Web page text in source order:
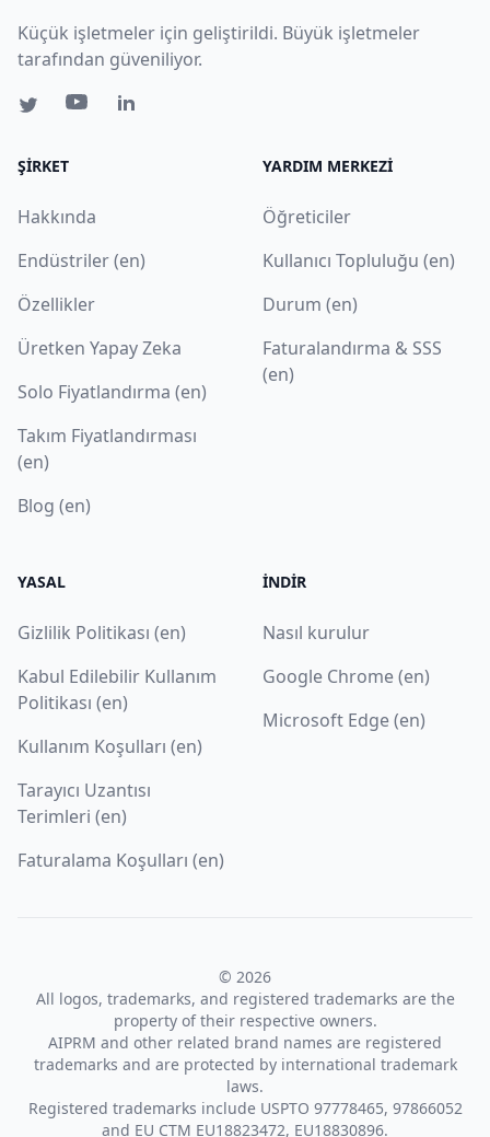
Küçük işletmeler için geliştirildi. Büyük işletmeler
tarafından güveniliyor.
ŞIRKET
Hakkında
Endüstriler (en)
Özellikler
Üretken Yapay Zeka
Solo Fiyatlandırma (en)
Takım Fiyatlandırması
(en)
Blog (en)
YARDIM MERKEZI
Öğreticiler
Kullanıcı Topluluğu (en)
Durum (en)
Faturalandırma & SSS
(en)
YASAL
Gizlilik Politikası (en)
Kabul Edilebilir Kullanım
Politikası (en)
Kullanım Koşulları (en)
Tarayıcı Uzantısı
Terimleri (en)
Faturalama Koşulları (en)
İNDIR
Nasıl kurulur
Google Chrome (en)
Microsoft Edge (en)
© 2026
All logos, trademarks, and registered trademarks are the
property of their respective owners.
AIPRM and other related brand names are registered
trademarks and are protected by international trademark
laws.
Registered trademarks include USPTO 97778465, 97866052
and EU CTM EU18823472, EU18830896.